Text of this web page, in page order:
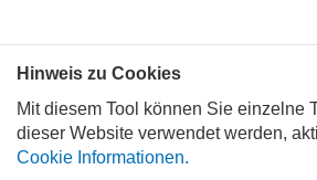
Hinweis zu Cookies
Mit diesem Tool können Sie einzelne
dieser Website verwendet werden,
Cookie Informationen.